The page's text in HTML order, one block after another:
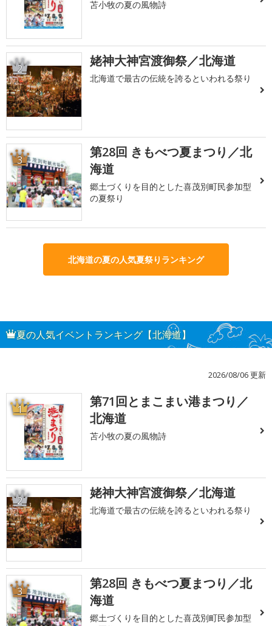
苫小牧の夏の風物詩
2 姥神大神宮渡御祭／北海道
北海道で最古の伝統を誇るといわれる祭り
3
第28回 きもべつ夏まつり／北
海道
郷土づくりを目的とした喜茂別町民参加型
の夏祭り
北海道の夏の人気夏祭りランキング
夏の人気イベントランキング【北海道】
2026/08/06 更新
1
第71回とまこまい港まつり／
北海道
苫小牧の夏の風物詩
2 姥神大神宮渡御祭／北海道
北海道で最古の伝統を誇るといわれる祭り
3
第28回 きもべつ夏まつり／北
海道
郷土づくりを目的とした喜茂別町民参加型